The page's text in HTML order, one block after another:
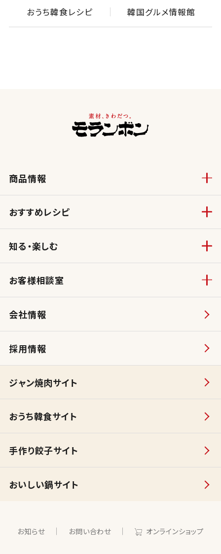
おうち韓食レシピ 韓国グルメ情報館
商品情報
おすすめレシピ
知る・楽しむ
お客様相談室
会社情報
採用情報
ジャン焼肉サイト
おうち韓食サイト
手作り餃子サイト
おいしい鍋サイト
お知らせ お問い合わせ オンラインショップ